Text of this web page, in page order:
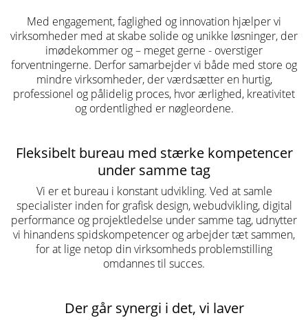
Med engagement, faglighed og innovation hjælper vi
virksomheder med at skabe solide og unikke løsninger, der
imødekommer og – meget gerne - overstiger
forventningerne. Derfor samarbejder vi både med store og
mindre virksomheder, der værdsætter en hurtig,
professionel og pålidelig proces, hvor ærlighed, kreativitet
og ordentlighed er nøgleordene.
Fleksibelt bureau med stærke kompetencer
under samme tag
Vi er et bureau i konstant udvikling. Ved at samle
specialister inden for grafisk design, webudvikling, digital
performance og projektledelse under samme tag, udnytter
vi hinandens spidskompetencer og arbejder tæt sammen,
for at lige netop din virksomheds problemstilling
omdannes til succes.
Der går synergi i det, vi laver